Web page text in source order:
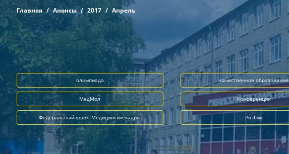
Главная Анонсы 2017 Апрель
олимпиада качественное образование
МедМол Конференция
ФедеральныйпроектМедицинскиекадры РязГму